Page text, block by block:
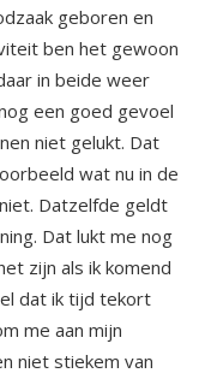
geboren en
ben het gewoon
in beide weer
een goed gevoel
niet gelukt. Dat
wat nu in de
Datzelfde geldt
Dat lukt me nog
zijn als ik komend
dat ik tijd tekort
me aan mijn
niet stiekem van